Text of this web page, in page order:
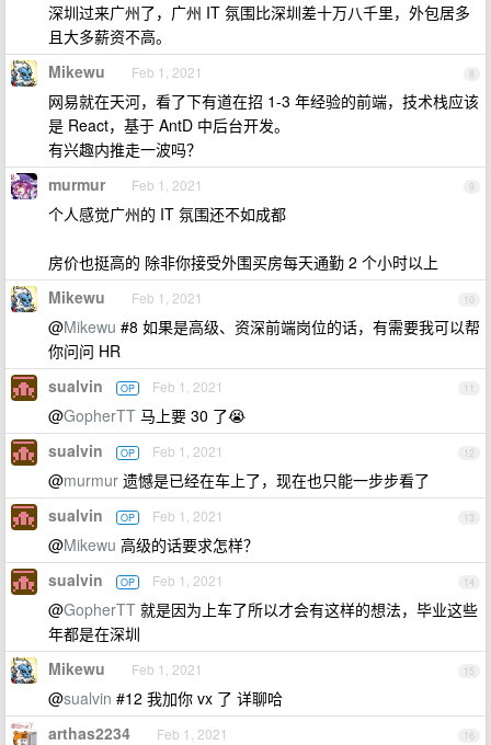
深圳过来广州了，广州 IT 氛围比深圳差十万八千里，外包居多
且大多薪资不高。
8
Mikewu Feb 1, 2021
网易就在天河，看了下有道在招 1-3 年经验的前端，技术栈应该
是 React，基于 AntD 中后台开发。
有兴趣内推走一波吗？
9
murmur Feb 1, 2021
个人感觉广州的 IT 氛围还不如成都
房价也挺高的 除非你接受外围买房每天通勤 2 个小时以上
10
Mikewu Feb 1, 2021
@Mikewu #8 如果是高级、资深前端岗位的话，有需要我可以帮
你问问 HR
11
sualvin OP Feb 1, 2021
@GopherTT 马上要 30 了😭
12
sualvin OP Feb 1, 2021
@murmur 遗憾是已经在车上了，现在也只能一步步看了
13
sualvin OP Feb 1, 2021
@Mikewu 高级的话要求怎样？
14
sualvin OP Feb 1, 2021
@GopherTT 就是因为上车了所以才会有这样的想法，毕业这些
年都是在深圳
15
Mikewu Feb 1, 2021
@sualvin #12 我加你 vx 了 详聊哈
16
arthas2234 Feb 1, 2021